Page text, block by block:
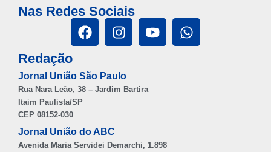
Nas Redes Sociais
Redação
Jornal União São Paulo
Rua Nara Leão, 38 – Jardim Bartira
Itaim Paulista/SP
CEP 08152-030
Jornal União do ABC
Avenida Maria Servidei Demarchi, 1.898